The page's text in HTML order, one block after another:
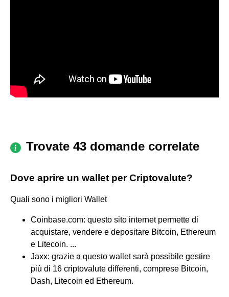
Trovate 43 domande correlate
Dove aprire un wallet per Criptovalute?
Quali sono i migliori Wallet
Coinbase.com: questo sito internet permette di
acquistare, vendere e depositare Bitcoin, Ethereum
e Litecoin. ...
Jaxx: grazie a questo wallet sarà possibile gestire
più di 16 criptovalute differenti, comprese Bitcoin,
Dash, Litecoin ed Ethereum.